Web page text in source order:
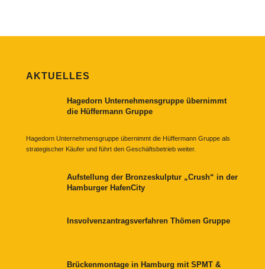
AKTUELLES
Hagedorn Unternehmensgruppe übernimmt
die Hüffermann Gruppe
Hagedorn Unternehmensgruppe übernimmt die Hüffermann Gruppe als
strategischer Käufer und führt den Geschäftsbetrieb weiter.
Aufstellung der Bronzeskulptur „Crush“ in der
Hamburger HafenCity
Insvolvenzantragsverfahren Thömen Gruppe
Brückenmontage in Hamburg mit SPMT &